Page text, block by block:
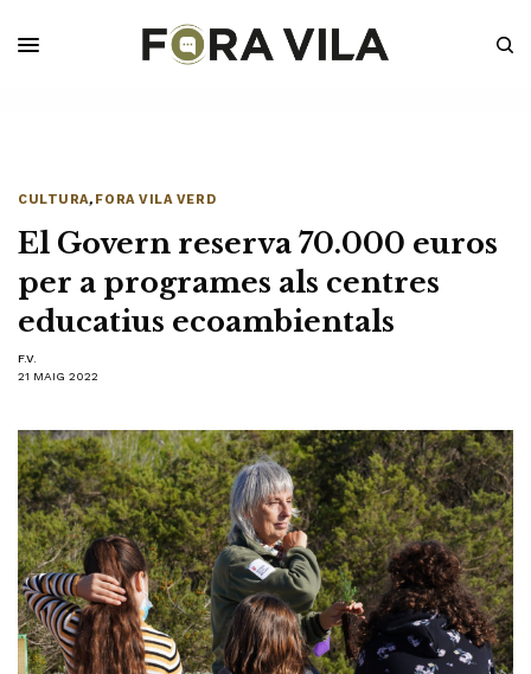
CULTURA, FORA VILA VERD
El Govern reserva 70.000 euros
per a programes als centres
educatius ecoambientals
F.V.
21 MAIG 2022